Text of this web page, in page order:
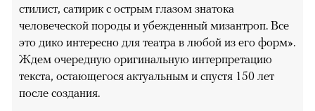
стилист, сатирик с острым глазом знатока
человеческой породы и убежденный мизантроп. Все
это дико интересно для театра в любой из его форм».
Ждем очередную оригинальную интерпретацию
текста, остающегося актуальным и спустя 150 лет
после создания.